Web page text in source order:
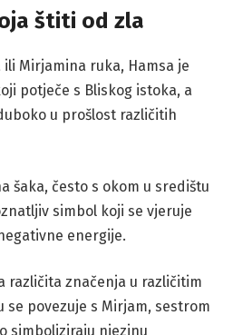
štiti od zla
ili Mirjamina ruka, Hamsa je
potječe s Bliskog istoka, a
u prošlost različitih
šaka, često s okom u središtu
simbol koji se vjeruje
energije.
različita značenja u različitim
se povezuje s Mirjam, sestrom
simboliziraju njezinu